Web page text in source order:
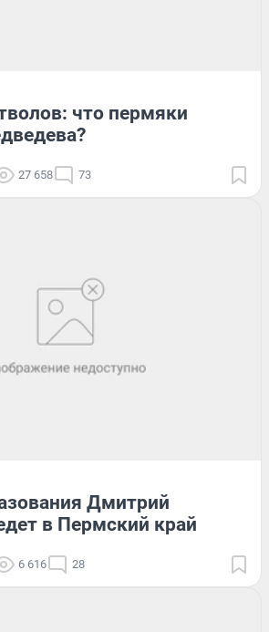
что пермяки
27 658 73
Дмитрий
в Пермский край
6 616 28